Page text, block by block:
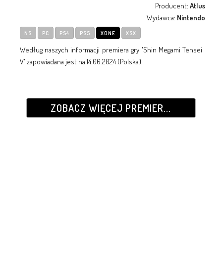
Producent:Atlus
Wydawca: Nintendo
NS PC PS4 PS5 XONE XSX
Według naszych informacji premiera gry 'Shin Megami Tensei
V' zapowiadana jest na 14.06.2024 (Polska).
ZOBACZ WIĘCEJ PREMIER...